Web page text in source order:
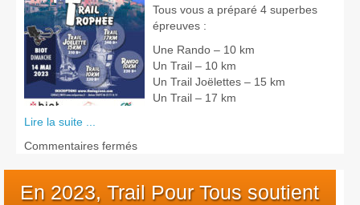
Tous vous a préparé 4 superbes
épreuves :
Une Rando – 10 km
Un Trail – 10 km
Un Trail Joëlettes – 15 km
Un Trail – 17 km
Lire la suite ...
Commentaires ferméssur
du
En 2023, Trail Pour Tous soutient